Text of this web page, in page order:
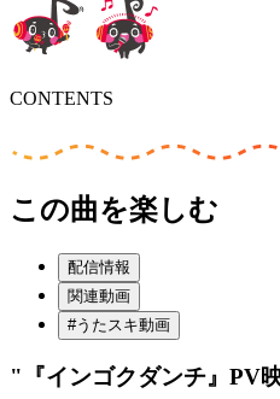
CONTENTS
この曲を楽しむ
配信情報
関連動画
#うたスキ動画
"『インゴクダンチ』PV